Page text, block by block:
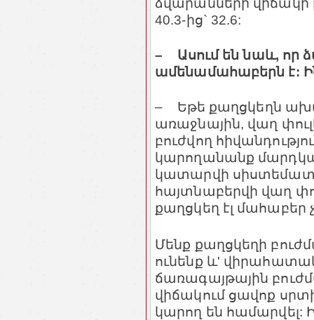
40.3-ից` 32.6:
– Ասում են նաև, որ
ամենամահաբերն է:
– Եթե քաղցկեղն
առաջնային, վաղ
բուժվող
կարողանանք
կատարվի
հայտնաբերվի վաղ
քաղցկեղ էլ մահաբեր
Մենք քաղցկեղի
ունենք ևʹ
ճառագայթային
վիճակում ցավոք
կարող են համարվել: